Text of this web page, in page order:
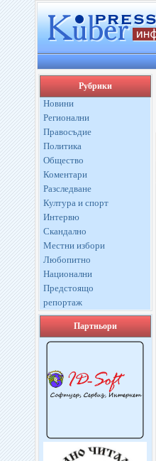
Рубрики
Новини
Регионални
Правосъдие
Политика
Общество
Коментари
Разследване
Култура и спорт
Интервю
Скандално
Местни избори
Любопитно
Национални
Предстоящо
репортаж
Партньори